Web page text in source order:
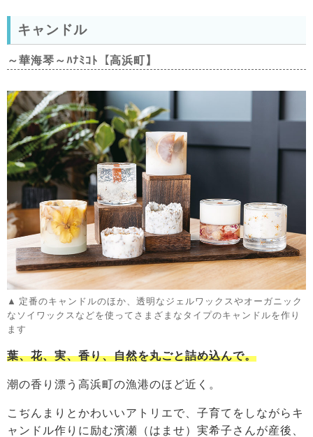
キャンドル
～華海琴～ﾊﾅﾐｺﾄ【高浜町】
定番のキャンドルのほか、透明なジェルワックスやオーガニック
なソイワックスなどを使ってさまざまなタイプのキャンドルを作り
ます
葉、花、実、香り、自然を丸ごと詰め込んで。
潮の香り漂う高浜町の漁港のほど近く。
こぢんまりとかわいいアトリエで、子育てをしながらキ
ャンドル作りに励む濱瀬（はませ）実希子さんが産後、